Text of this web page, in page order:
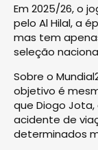
Em 2025/26, o
pelo Al Hilal, a
mas tem
seleção
Sobre o
objetivo é
que Diogo
acidente de
determinados